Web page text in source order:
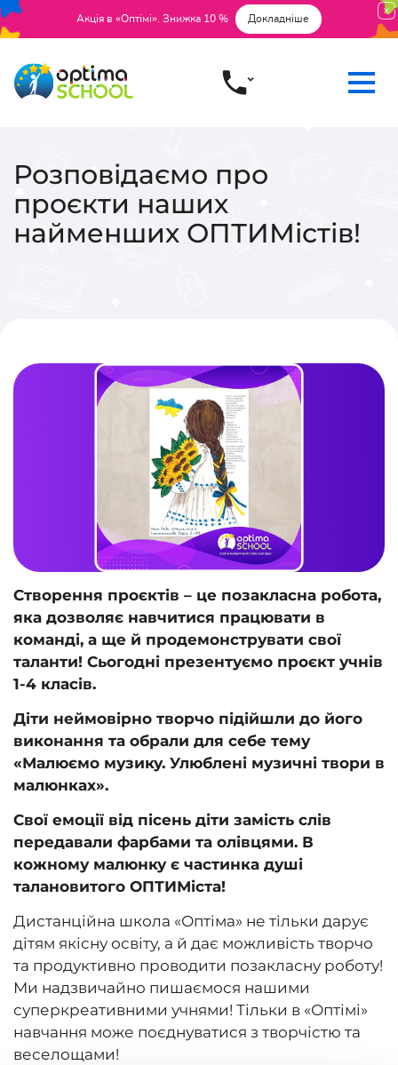
Акція в «Оптімі». Знижка 10 % Докладніше
Розповідаємо про
проєкти наших
найменших ОПТИМістів!
Створення проєктів – це позакласна робота,
яка дозволяє навчитися працювати в
команді, а ще й продемонструвати свої
таланти! Сьогодні презентуємо проєкт учнів
1-4 класів.
Діти неймовірно творчо підійшли до його
виконання та обрали для себе тему
«Малюємо музику. Улюблені музичні твори в
малюнках».
Свої емоції від пісень діти замість слів
передавали фарбами та олівцями. В
кожному малюнку є частинка душі
талановитого ОПТИМіста!
Дистанційна школа «Оптіма» не тільки дарує
дітям якісну освіту, а й дає можливість творчо
та продуктивно проводити позакласну роботу!
Ми надзвичайно пишаємося нашими
суперкреативними учнями! Тільки в «Оптімі»
навчання може поєднуватися з творчістю та
веселощами!